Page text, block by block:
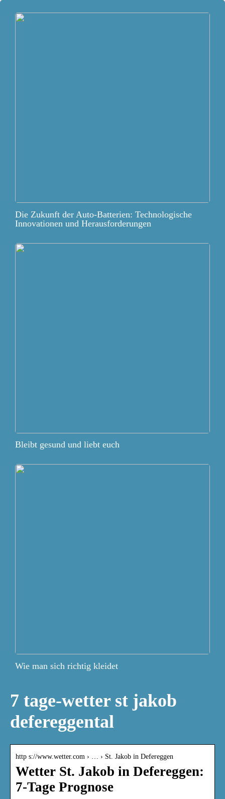
Die Zukunft der Auto-Batterien: Technologische
Innovationen und Herausforderungen
Bleibt gesund und liebt euch
Wie man sich richtig kleidet
7 tage-wetter st jakob
defereggental
http s://www.wetter.com › … › St. Jakob in Defereggen
Wetter St. Jakob in Defereggen:
7-Tage Prognose